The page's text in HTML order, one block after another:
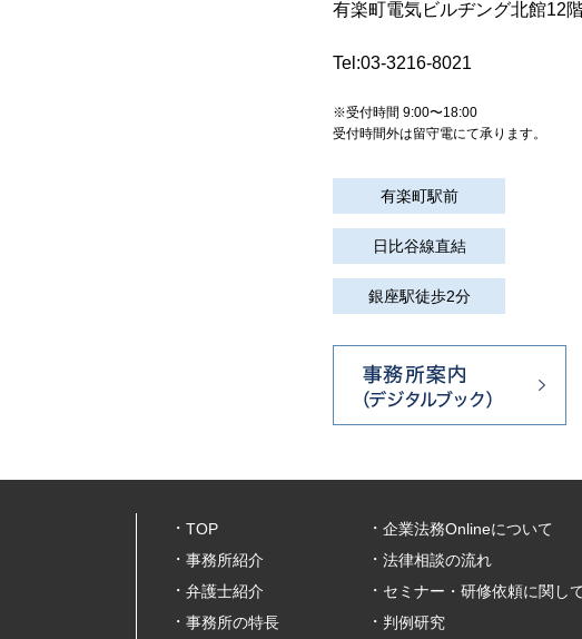
有楽町電気ビルヂング北館12
Tel:03-3216-8021
※受付時間 9:00〜18:00
受付時間外は留守電にて承ります。
有楽町駅前
日比谷線直結
銀座駅徒歩2分
TOP
事務所紹介
弁護士紹介
事務所の特長
企業法務Onlineについて
法律相談の流れ
セミナー・研修依頼に関し
判例研究